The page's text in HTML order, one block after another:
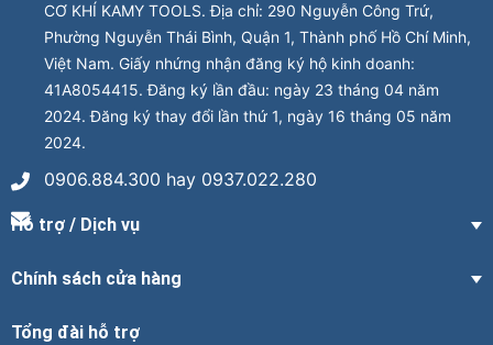
CƠ KHÍ KAMY TOOLS. Địa chỉ: 290 Nguyễn Công Trứ,
Phường Nguyễn Thái Bình, Quận 1, Thành phố Hồ Chí Minh,
Việt Nam. Giấy nhứng nhận đăng ký hộ kinh doanh:
41A8054415. Đăng ký lần đầu: ngày 23 tháng 04 năm
2024. Đăng ký thay đổi lần thứ 1, ngày 16 tháng 05 năm
2024.
0906.884.300 hay 0937.022.280
Hỗ trợ / Dịch vụ
Chính sách cửa hàng
Tổng đài hỗ trợ